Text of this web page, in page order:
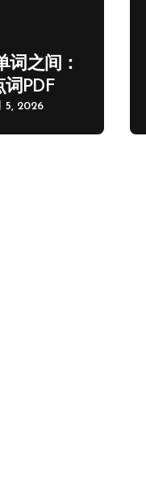
词之间：
PDF
5, 2026